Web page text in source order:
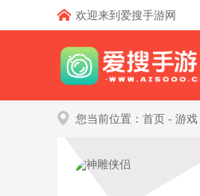
欢迎来到爱搜手游网
您当前位置： 首页 - 游戏